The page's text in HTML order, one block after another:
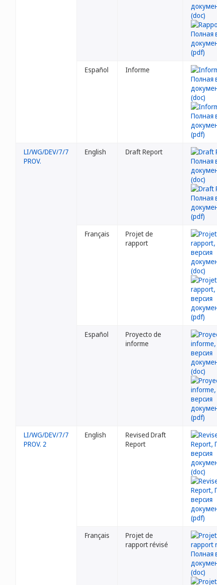
Español Informe
LI/WG/DEV/7/7
PROV.
English Draft Report
Français
Projet de
rapport
Español
Proyecto de
informe
LI/WG/DEV/7/7
PROV. 2
English
Revised Draft
Report
Français
Projet de
rapport révisé